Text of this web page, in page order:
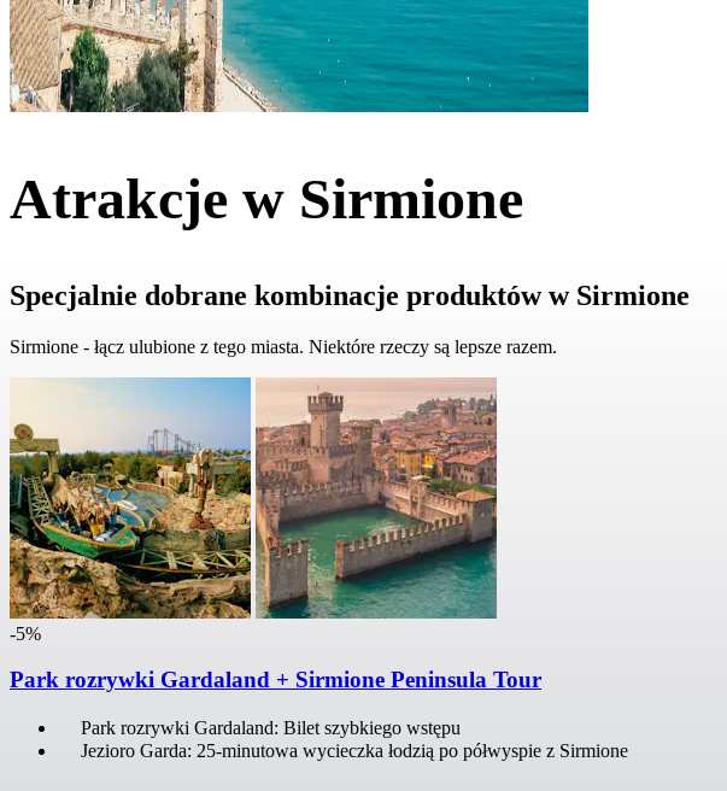
Atrakcje w Sirmione
Specjalnie dobrane kombinacje produktów w Sirmione
Sirmione - łącz ulubione z tego miasta. Niektóre rzeczy są lepsze razem.
-5%
Park rozrywki Gardaland + Sirmione Peninsula Tour
Park rozrywki Gardaland: Bilet szybkiego wstępu
Jezioro Garda: 25-minutowa wycieczka łodzią po półwyspie z Sirmione